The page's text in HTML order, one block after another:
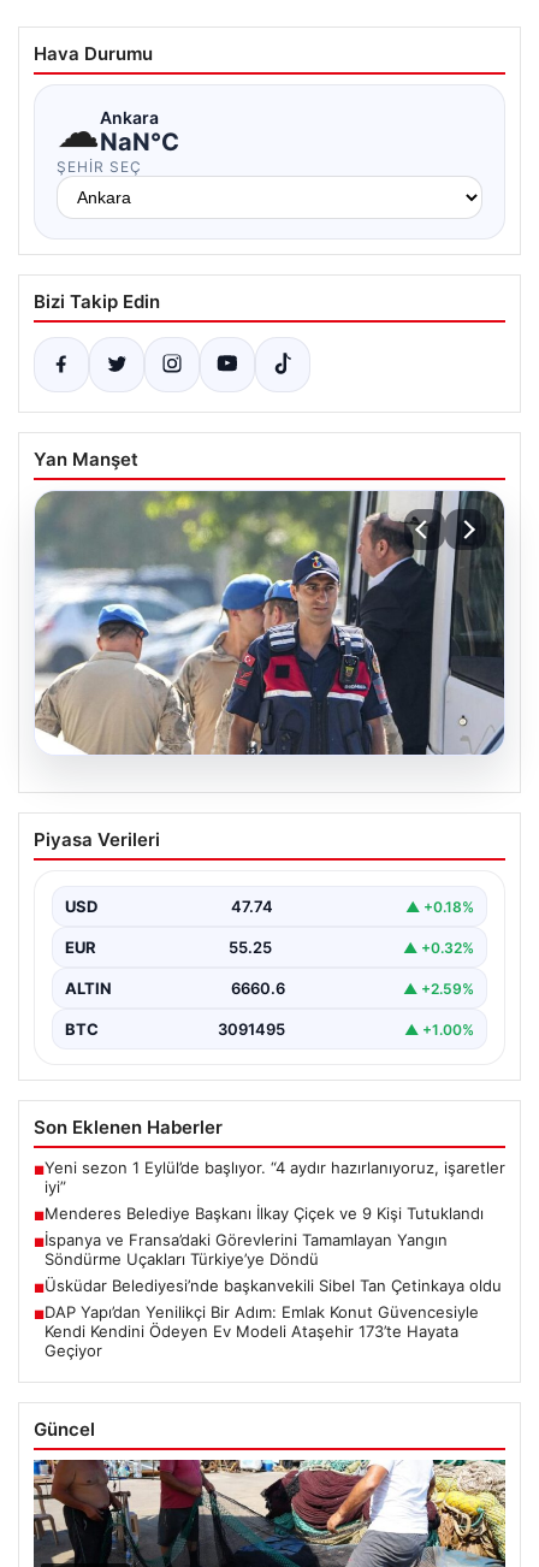
Hava Durumu
☁Ankara
NaN°C
ŞEHIR SEÇ
Bizi Takip Edin
Yan Manşet
07.08.2026
Menderes Belediye Başkanı İlkay Çiçek
ve 9 Kişi Tutuklandı
Çiçek'in de aralarında bulunduğu isimlere yönelik
yürütülen kapsamlı…
Piyasa Verileri
USD 47.74 ▲ +0.18%
EUR 55.25 ▲ +0.32%
ALTIN 6660.6 ▲ +2.59%
BTC 3091495 ▲ +1.00%
Son Eklenen Haberler
■Yeni sezon 1 Eylül’de başlıyor. “4 aydır hazırlanıyoruz, işaretler
iyi”
■Menderes Belediye Başkanı İlkay Çiçek ve 9 Kişi Tutuklandı
■İspanya ve Fransa’daki Görevlerini Tamamlayan Yangın
Söndürme Uçakları Türkiye’ye Döndü
■Üsküdar Belediyesi’nde başkanvekili Sibel Tan Çetinkaya oldu
■DAP Yapı’dan Yenilikçi Bir Adım: Emlak Konut Güvencesiyle
Kendi Kendini Ödeyen Ev Modeli Ataşehir 173’te Hayata
Geçiyor
Güncel